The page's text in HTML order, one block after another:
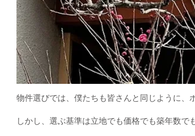
物件選びでは、僕たちも皆さんと同じように、
しかし、選ぶ基準は立地でも価格でも築年数で